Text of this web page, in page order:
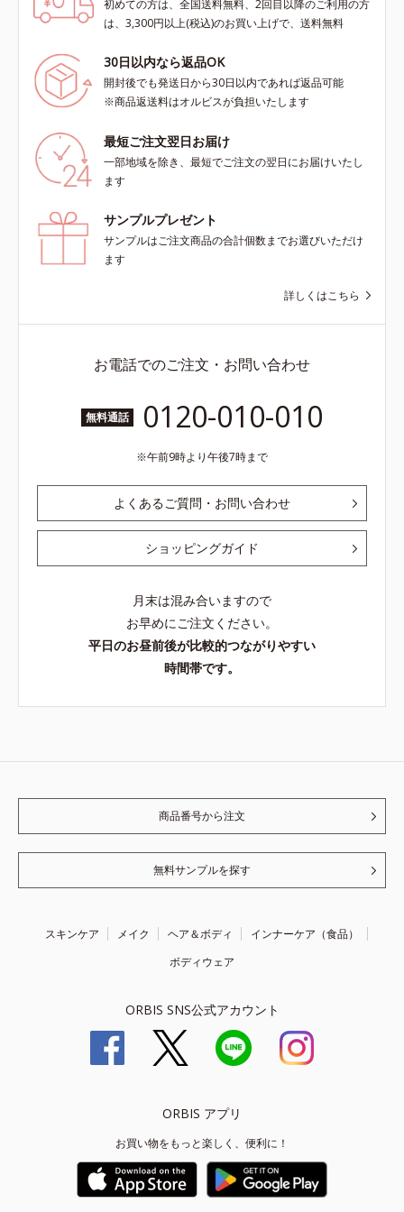
初めての方は、全国送料無料、2回目以降のご利用の方
は、3,300円以上(税込)のお買い上げで、送料無料
30日以内なら返品OK
開封後でも発送日から30日以内であれば返品可能
※商品返送料はオルビスが負担いたします
最短ご注文翌日お届け
一部地域を除き、最短でご注文の翌日にお届けいたし
ます
サンプルプレゼント
サンプルはご注文商品の合計個数までお選びいただけ
ます
詳しくはこちら
お電話でのご注文・お問い合わせ
無料通話 0120-010-010
午前9時より午後7時まで
よくあるご質問・お問い合わせ
ショッピングガイド
月末は混み合いますので
お早めにご注文ください。
平日のお昼前後が比較的つながりやすい
時間帯です。
商品番号から注文
無料サンプルを探す
スキンケア メイク ヘア＆ボディ
インナーケア（食品）
ボディウェア
ORBIS SNS公式アカウント
ORBIS アプリ
お買い物をもっと楽しく、便利に！